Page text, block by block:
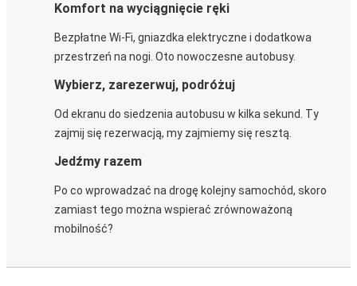
Komfort na wyciągnięcie ręki
Bezpłatne Wi-Fi, gniazdka elektryczne i dodatkowa
przestrzeń na nogi. Oto nowoczesne autobusy.
Wybierz, zarezerwuj, podróżuj
Od ekranu do siedzenia autobusu w kilka sekund. Ty
zajmij się rezerwacją, my zajmiemy się resztą.
Jedźmy razem
Po co wprowadzać na drogę kolejny samochód, skoro
zamiast tego można wspierać zrównoważoną
mobilność?